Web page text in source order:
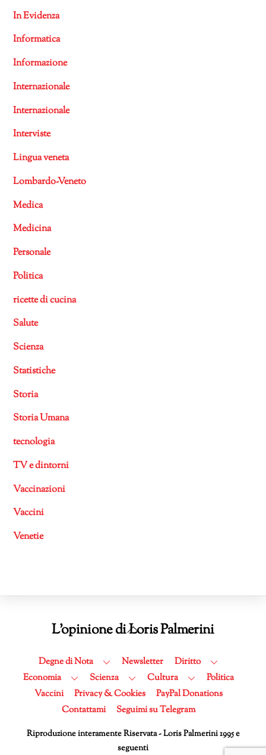
In Evidenza
Informatica
Informazione
Internazionale
Internazionale
Interviste
Lingua veneta
Lombardo-Veneto
Medica
Medicina
Personale
Politica
ricette di cucina
Salute
Scienza
Statistiche
Storia
Storia Umana
tecnologia
TV e dintorni
Vaccinazioni
Vaccini
Venetie
Back
Top
L'opinione di Loris Palmerini
Degne di Nota Newsletter
Diritto
Economia
Scienza Cultura
Politica
Vaccini
Privacy & Cookies
PayPal Donations
Contattami
Seguimi su Telegram
Riproduzione interamente Riservata - Loris Palmerini 1995 e
seguenti